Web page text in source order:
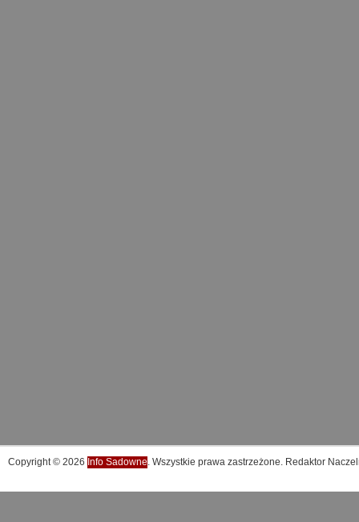
Copyright © 2026 Info Sadowne. Wszystkie prawa zastrzeżone. Redaktor